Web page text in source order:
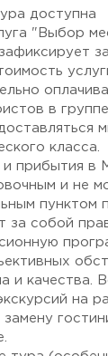
доступна
"Выбор
в
класса.
и прибытия в
и не
пунктом
за собой
и качества.
на